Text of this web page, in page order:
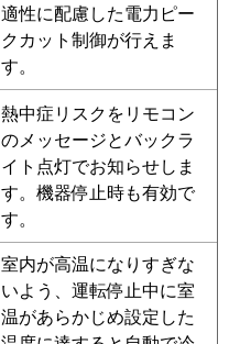
適性に配慮した電力ピー
クカット制御が行えま
す。
熱中症リスクをリモコン
のメッセージとバックラ
イト点灯でお知らせしま
す。機器停止時も有効で
す。
室内が高温になりすぎな
いよう、運転停止中に室
温があらかじめ設定した